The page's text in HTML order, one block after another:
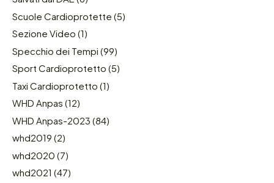
Scuole Cardioprotette (5)
Sezione Video (1)
Specchio dei Tempi (99)
Sport Cardioprotetto (5)
Taxi Cardioprotetto (1)
WHD Anpas (12)
WHD Anpas-2023 (84)
whd2019 (2)
whd2020 (7)
whd2021 (47)